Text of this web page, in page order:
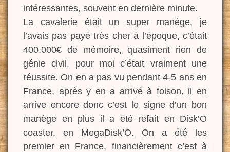
intéressantes, souvent en dernière minute.
La cavalerie était un super manège, je
l’avais pas payé très cher à l’époque, c’était
400.000€ de mémoire, quasiment rien de
génie civil, pour moi c’était vraiment une
réussite. On en a pas vu pendant 4-5 ans en
France, après y en a arrivé à foison, il en
arrive encore donc c’est le signe d’un bon
manège en plus il a été refait en Disk’O
coaster, en MegaDisk’O. On a été les
premier en France, financièrement c’est à